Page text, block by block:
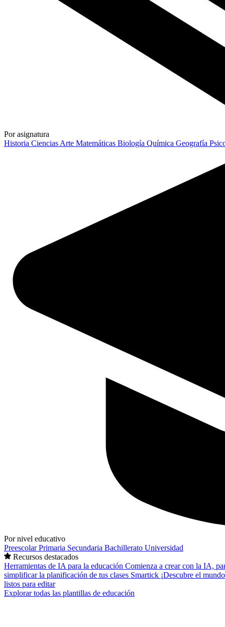
Por asignatura
Historia Ciencias Arte Matemáticas Biología Química Geografía
Por nivel educativo
PreescolarPrimaria Secundaria Bachillerato Universidad
Recursos destacados
Herramientas de IA para la educación Comienza a crear con la IA,
simplificar la planificación de tus clases Smartick ¡Descubre el
listos para editar
Explorar todas las plantillas de educación